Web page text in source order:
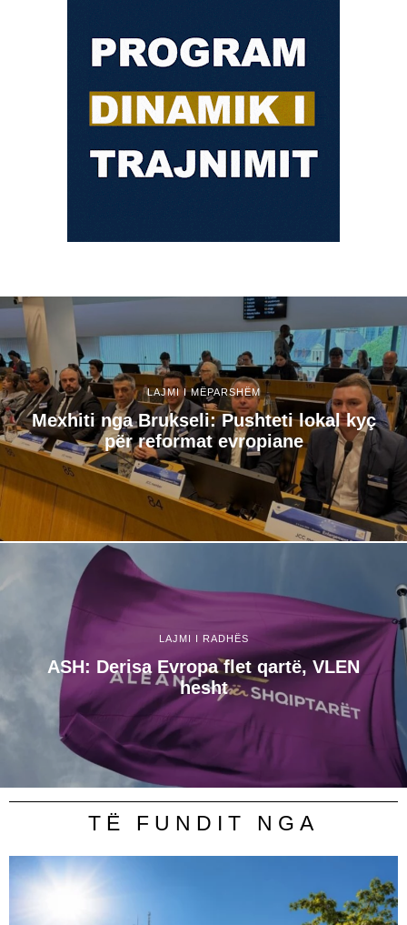
LAJMI I MËPARSHËM
Mexhiti nga Brukseli: Pushteti lokal kyç
për reformat evropiane
LAJMI I RADHËS
ASH: Derisa Evropa flet qartë, VLEN
hesht
TË FUNDIT NGA